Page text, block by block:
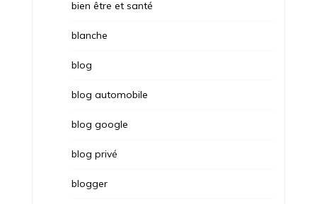
bien être et santé
blanche
blog
blog automobile
blog google
blog privé
blogger